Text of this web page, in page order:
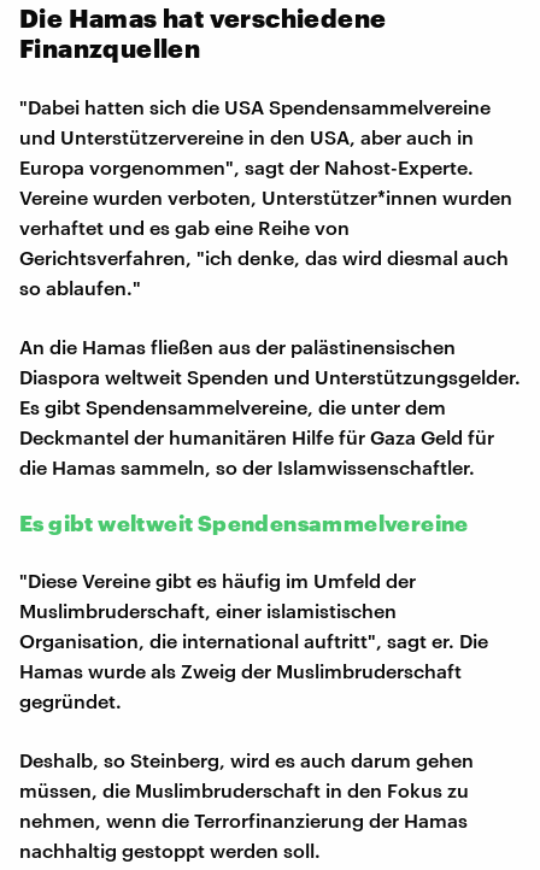
Die Hamas hat verschiedene
Finanzquellen
"Dabei hatten sich die USA Spendensammelvereine
und Unterstützervereine in den USA, aber auch in
Europa vorgenommen", sagt der Nahost-Experte.
Vereine wurden verboten, Unterstützer*innen wurden
verhaftet und es gab eine Reihe von
Gerichtsverfahren, "ich denke, das wird diesmal auch
so ablaufen."
An die Hamas fließen aus der palästinensischen
Diaspora weltweit Spenden und Unterstützungsgelder.
Es gibt Spendensammelvereine, die unter dem
Deckmantel der humanitären Hilfe für Gaza Geld für
die Hamas sammeln, so der Islamwissenschaftler.
Es gibt weltweit Spendensammelvereine
"Diese Vereine gibt es häufig im Umfeld der
Muslimbruderschaft, einer islamistischen
Organisation, die international auftritt", sagt er. Die
Hamas wurde als Zweig der Muslimbruderschaft
gegründet.
Deshalb, so Steinberg, wird es auch darum gehen
müssen, die Muslimbruderschaft in den Fokus zu
nehmen, wenn die Terrorfinanzierung der Hamas
nachhaltig gestoppt werden soll.